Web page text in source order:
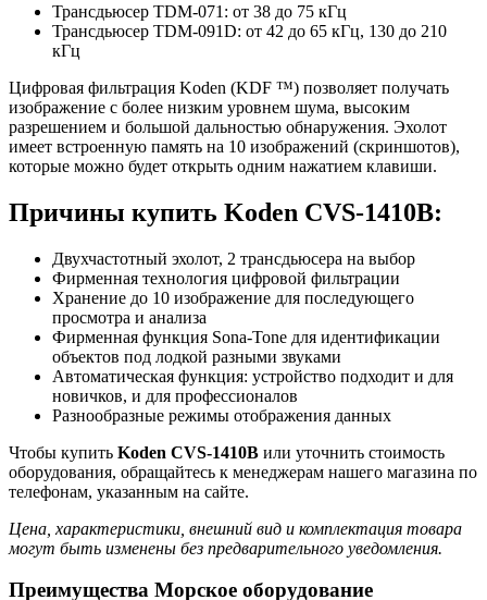
Трансдьюсер TDM-071: от 38 до 75 кГц
Трансдьюсер TDM-091D: от 42 до 65 кГц, 130 до 210
кГц
Цифровая фильтрация Koden (KDF ™) позволяет получать
изображение с более низким уровнем шума, высоким
разрешением и большой дальностью обнаружения. Эхолот
имеет встроенную память на 10 изображений (скриншотов),
которые можно будет открыть одним нажатием клавиши.
Причины купить Koden CVS-1410B:
Двухчастотный эхолот, 2 трансдьюсера на выбор
Фирменная технология цифровой фильтрации
Хранение до 10 изображение для последующего
просмотра и анализа
Фирменная функция Sona-Tone для идентификации
объектов под лодкой разными звуками
Автоматическая функция: устройство подходит и для
новичков, и для профессионалов
Разнообразные режимы отображения данных
Чтобы купить Koden CVS-1410B или уточнить стоимость
оборудования, обращайтесь к менеджерам нашего магазина по
телефонам, указанным на сайте.
Цена, характеристики, внешний вид и комплектация товара
могут быть изменены без предварительного уведомления.
Преимущества Морское оборудование